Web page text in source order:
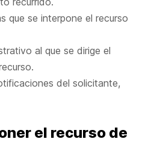
que se interpone el recurso
al que se dirige el
del solicitante,
el recurso de